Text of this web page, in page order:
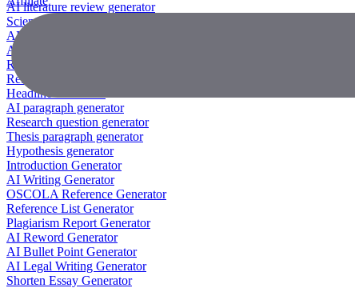
AI literature review generator
Scientific Paper Summarizer
AI case study generator
AI Research Paper Generator
Research Title Generator
Reference Generator
Headline Generator
AI paragraph generator
Research question generator
Thesis paragraph generator
Hypothesis generator
Introduction Generator
AI Writing Generator
OSCOLA Reference Generator
Reference List Generator
Plagiarism Report Generator
AI Reword Generator
AI Bullet Point Generator
AI Legal Writing Generator
Shorten Essay Generator